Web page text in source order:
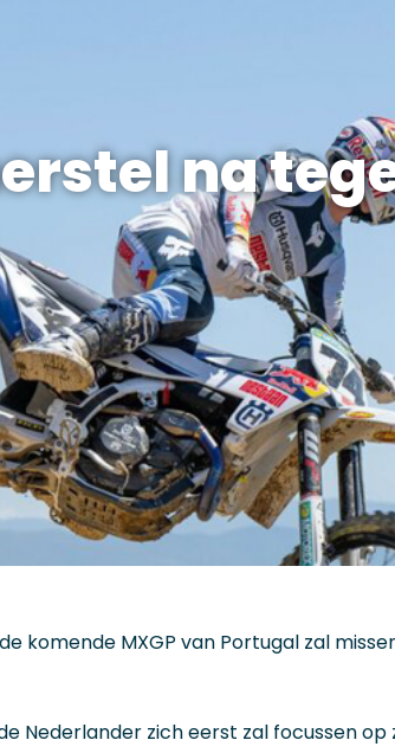
na
komende MXGP van Portugal zal
Nederlander zich eerst zal focussen